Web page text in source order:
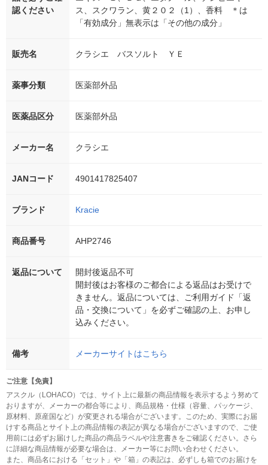
認ください
ス、スクワラン、黄２０２（1）、香料 ＊は
「有効成分」無表示は「その他の成分」
販売名 クラシエ バスソルト ＹＥ
薬事分類 医薬部外品
医薬品区分 医薬部外品
メーカー名 クラシエ
JANコード 4901417825407
ブランド Kracie
商品番号 AHP2746
返品について
開封後返品不可
開封後はお客様のご都合による返品はお受けで
きません。返品については、ご利用ガイド「返
品・交換について」を必ずご確認の上、お申し
込みください。
備考 メーカーサイトはこちら
ご注意【免責】
アスクル（LOHACO）では、サイト上に最新の商品情報を表示するよう努めて
おりますが、メーカーの都合等により、商品規格・仕様（容量、パッケージ、
原材料、原産国など）が変更される場合がございます。このため、実際にお届
けする商品とサイト上の商品情報の表記が異なる場合がございますので、ご使
用前には必ずお届けした商品の商品ラベルや注意書きをご確認ください。さら
に詳細な商品情報が必要な場合は、メーカー等にお問い合わせください。
また、商品名における「セット」や「箱」の表記は、必ずしも箱でのお届けを